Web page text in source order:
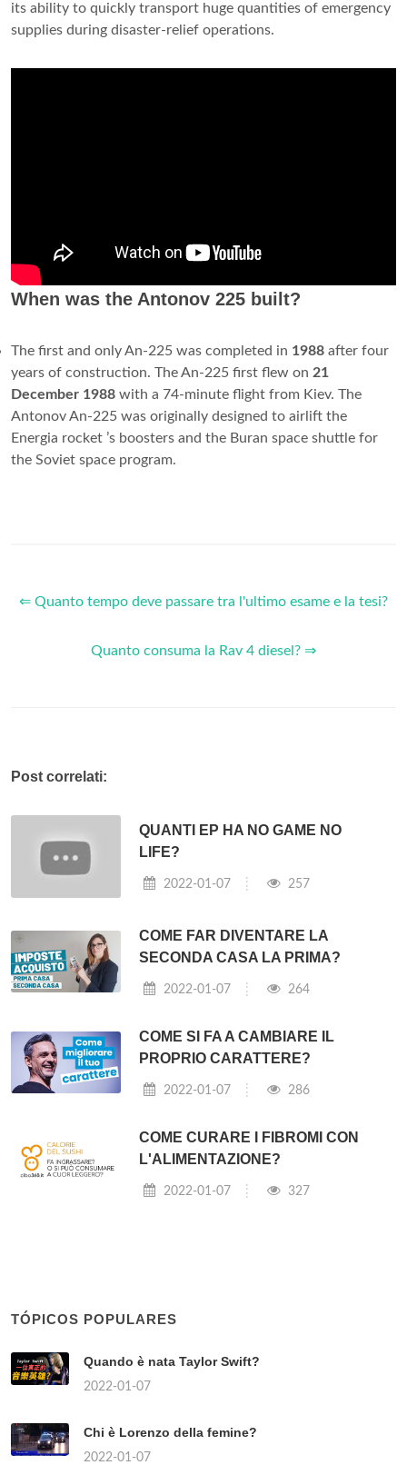
its ability to quickly transport huge quantities of emergency
supplies during disaster-relief operations.
When was the Antonov 225 built?
The first and only An-225 was completed in 1988 after four
years of construction. The An-225 first flew on 21
December 1988 with a 74-minute flight from Kiev. The
Antonov An-225 was originally designed to airlift the
Energia rocket ’s boosters and the Buran space shuttle for
the Soviet space program.
⇐ Quanto tempo deve passare tra l'ultimo esame e la tesi?
Quanto consuma la Rav 4 diesel? ⇒
Post correlati:
QUANTI EP HA NO GAME NO
LIFE?
2022-01-07 257
COME FAR DIVENTARE LA
SECONDA CASA LA PRIMA?
2022-01-07 264
COME SI FA A CAMBIARE IL
PROPRIO CARATTERE?
2022-01-07 286
COME CURARE I FIBROMI CON
L'ALIMENTAZIONE?
2022-01-07 327
TÓPICOS POPULARES
Quando è nata Taylor Swift?
2022-01-07
Chi è Lorenzo della femine?
2022-01-07